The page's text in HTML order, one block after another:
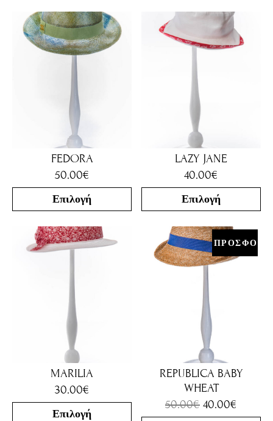
FEDORA
50.00€
Επιλογή
LAZY JANE
40.00€
Επιλογή
MARILIA
30.00€
Επιλογή
ΠΡΟΣΦΟΡΑ!
REPUBLICA BABY
WHEAT
50.00€ 40.00€